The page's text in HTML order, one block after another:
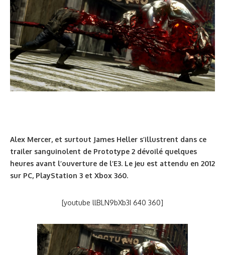
Alex Mercer, et surtout James Heller s’illustrent dans ce
trailer sanguinolent de Prototype 2 dévoilé quelques
heures avant l’ouverture de l’E3. Le jeu est attendu en 2012
sur PC, PlayStation 3 et Xbox 360.
[youtube llBLN9bXb3I 640 360]